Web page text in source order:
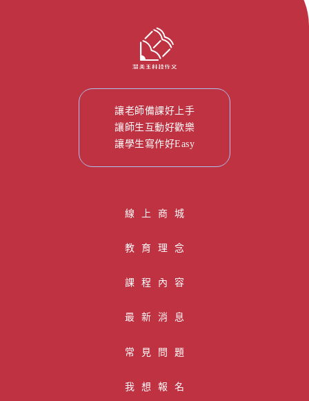
讓老師備課好上手
讓師生互動好歡樂
讓學生寫作好Easy
線 上 商 城
教育理念
課程內容
最新消息
常見問題
我想報名